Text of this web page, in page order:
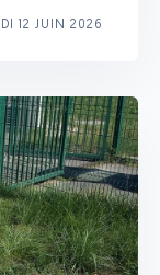
12 JUIN 2026